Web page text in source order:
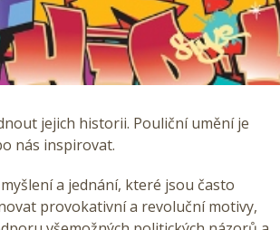
jejich historii. Pouliční umění je
nás inspirovat.
a jednání, které jsou často
provokativní a revoluční motivy,